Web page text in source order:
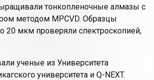
тонкопленочные алмазы с
методом MPCVD. Образцы
20 мкм проверяли спектроскопией,
ученые из Университета
университета и Q-NEXT.